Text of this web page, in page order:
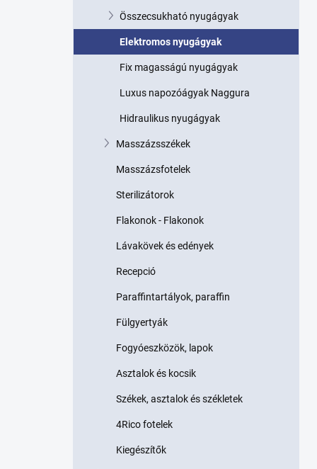
e
Összecsukható nyugágyak
Elektromos nyugágyak
Fix magasságú nyugágyak
Luxus napozóágyak Naggura
Hidraulikus nyugágyak
Masszázsszékek
Masszázsfotelek
Sterilizátorok
Flakonok - Flakonok
Lávakövek és edények
Recepció
Paraffintartályok, paraffin
Fülgyertyák
Fogyóeszközök, lapok
Asztalok és kocsik
Székek, asztalok és székletek
4Rico fotelek
Kiegészítők